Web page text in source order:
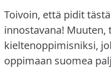
Toivoin, että pidit
innostavana! Muuten,
kieltenoppimisniksi,
oppimaan suomea